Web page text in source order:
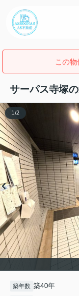
この物
サーパス寺塚
1/2
築年数 築40年